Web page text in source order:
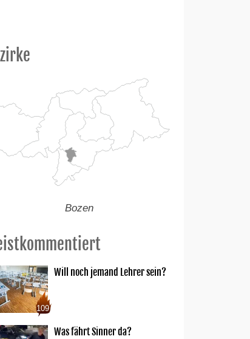
Bozen
109
Will noch jemand Lehrer sein?
Was fährt Sinner da?